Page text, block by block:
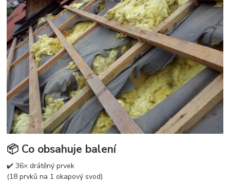
📦 Co obsahuje balení
✔️ 36× drátěný prvek
(18 prvků na 1 okapový svod)